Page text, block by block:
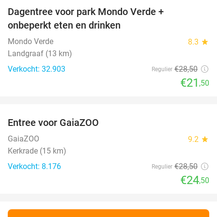
Dagentree voor park Mondo Verde +
onbeperkt eten en drinken
Mondo Verde 8.3 star
Landgraaf (13 km)
Verkocht: 32.903
Regulier €28,50
€21 ,50
Entree voor GaiaZOO
GaiaZOO 9.2 star
Kerkrade (15 km)
Verkocht: 8.176
Regulier €28,50
€24,50